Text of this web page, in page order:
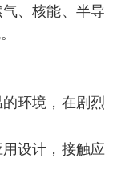
、核能、半导
环境，在剧烈
用设计，接触应